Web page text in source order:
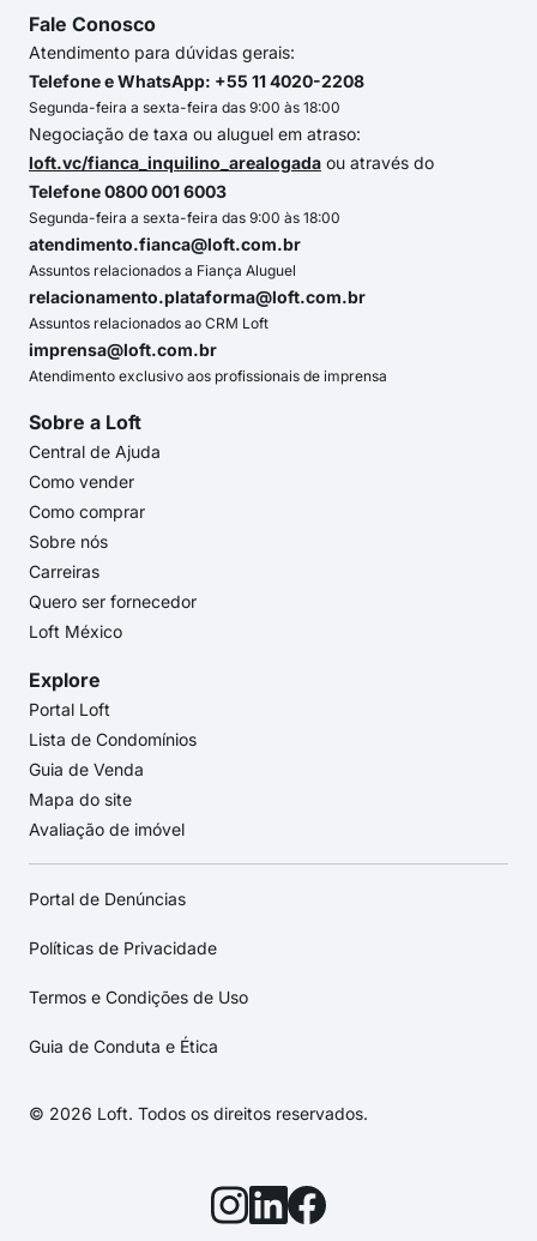
Fale Conosco
Atendimento para dúvidas gerais:
Telefone e WhatsApp: +55 11 4020-2208
Segunda-feira a sexta-feira das 9:00 às 18:00
Negociação de taxa ou aluguel em atraso:
loft.vc/fianca_inquilino_arealogada ou através do
Telefone 0800 001 6003
Segunda-feira a sexta-feira das 9:00 às 18:00
atendimento.fianca@loft.com.br
Assuntos relacionados a Fiança Aluguel
relacionamento.plataforma@loft.com.br
Assuntos relacionados ao CRM Loft
imprensa@loft.com.br
Atendimento exclusivo aos profissionais de imprensa
Sobre a Loft
Central de Ajuda
Como vender
Como comprar
Sobre nós
Carreiras
Quero ser fornecedor
Loft México
Explore
Portal Loft
Lista de Condomínios
Guia de Venda
Mapa do site
Avaliação de imóvel
Portal de Denúncias
Políticas de Privacidade
Termos e Condições de Uso
Guia de Conduta e Ética
© 2026 Loft. Todos os direitos reservados.